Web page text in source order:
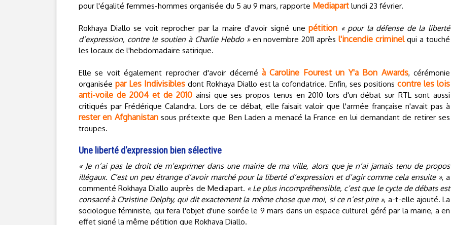
pour l'égalité femmes-hommes organisée du 5 au 9 mars, rapporte Mediapart lundi 23 février.
Rokhaya Diallo se voit reprocher par la maire d'avoir signé unepétition « pour la défense de la liberté
d’expression, contre le soutien à Charlie Hebdo »en novembre 2011 aprèsl'incendie criminelqui a touché
les locaux de l'hebdomadaire satirique.
Elle se voit également reprocher d'avoir décerné à Caroline Fourest un Y'a Bon Awards, cérémonie
organisée par Les Indivisiblesdont Rokhaya Diallo est la cofondatrice. Enfin, ses positionscontre les lois
anti-voile de 2004 et de 2010 ainsi que ses propos tenus en 2010 lors d'un débat sur RTL sont aussi
critiqués par Frédérique Calandra. Lors de ce débat, elle faisait valoir que l'armée française n'avait pas à
rester en Afghanistansous prétexte que Ben Laden a menacé la France en lui demandant de retirer ses
troupes.
Une liberté d'expression bien sélective
« Je n’ai pas le droit de m’exprimer dans une mairie de ma ville, alors que je n’ai jamais tenu de propos
illégaux. C’est un peu étrange d’avoir marché pour la liberté d’expression et d’agir comme cela ensuite », a
commenté Rokhaya Diallo auprès de Mediapart. « Le plus incompréhensible, c’est que le cycle de débats est
consacré à Christine Delphy, qui dit exactement la même chose que moi, si ce n’est pire », a-t-elle ajouté. La
sociologue féministe, qui fera l'objet d'une soirée le 9 mars dans un espace culturel géré par la mairie, a en
effet signé la même pétition que Rokhaya Diallo.